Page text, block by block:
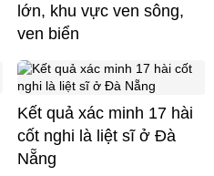
lớn, khu vực ven sông,
ven biển
Kết quả xác minh 17 hài
cốt nghi là liệt sĩ ở Đà
Nẵng